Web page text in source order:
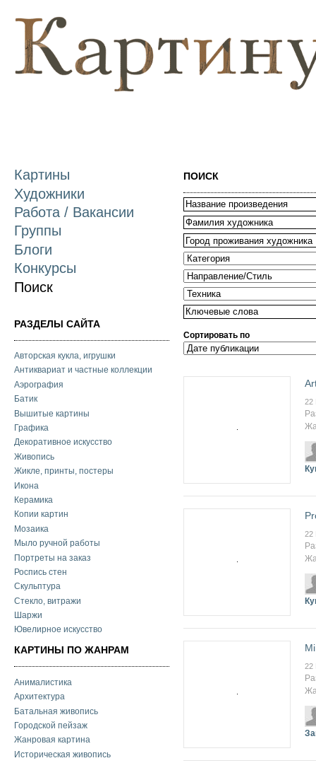
Картины
Художники
Работа / Вакансии
Группы
Блоги
Конкурсы
Поиск
РАЗДЕЛЫ САЙТА
Авторская кукла, игрушки
Антиквариат и частные коллекции
Аэрография
Батик
Вышитые картины
Графика
Декоративное искусство
Живопись
Жикле, принты, постеры
Икона
Керамика
Копии картин
Мозаика
Мыло ручной работы
Портреты на заказ
Роспись стен
Скульптура
Стекло, витражи
Шаржи
Ювелирное искусство
КАРТИНЫ ПО ЖАНРАМ
Анималистика
Архитектура
Батальная живопись
Городской пейзаж
Жанровая картина
Историческая живопись
ПОИСК
Сортировать по